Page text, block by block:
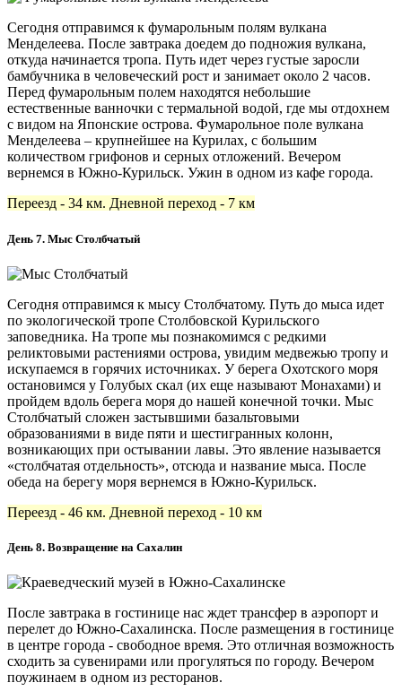
Сегодня отправимся к фумарольным полям вулкана
Менделеева. После завтрака доедем до подножия вулкана,
откуда начинается тропа. Путь идет через густые заросли
бамбучника в человеческий рост и занимает около 2 часов.
Перед фумарольным полем находятся небольшие
естественные ванночки с термальной водой, где мы отдохнем
с видом на Японские острова. Фумарольное поле вулкана
Менделеева – крупнейшее на Курилах, с большим
количеством грифонов и серных отложений. Вечером
вернемся в Южно-Курильск. Ужин в одном из кафе города.
Переезд - 34 км. Дневной переход - 7 км
День 7. Мыс Столбчатый
Сегодня отправимся к мысу Столбчатому. Путь до мыса идет
по экологической тропе Столбовской Курильского
заповедника. На тропе мы познакомимся с редкими
реликтовыми растениями острова, увидим медвежью тропу и
искупаемся в горячих источниках. У берега Охотского моря
остановимся у Голубых скал (их еще называют Монахами) и
пройдем вдоль берега моря до нашей конечной точки. Мыс
Столбчатый сложен застывшими базальтовыми
образованиями в виде пяти и шестигранных колонн,
возникающих при остывании лавы. Это явление называется
«столбчатая отдельность», отсюда и название мыса. После
обеда на берегу моря вернемся в Южно-Курильск.
Переезд - 46 км. Дневной переход - 10 км
День 8. Возвращение на Сахалин
После завтрака в гостинице нас ждет трансфер в аэропорт и
перелет до Южно-Сахалинска. После размещения в гостинице
в центре города - свободное время. Это отличная возможность
сходить за сувенирами или прогуляться по городу. Вечером
поужинаем в одном из ресторанов.